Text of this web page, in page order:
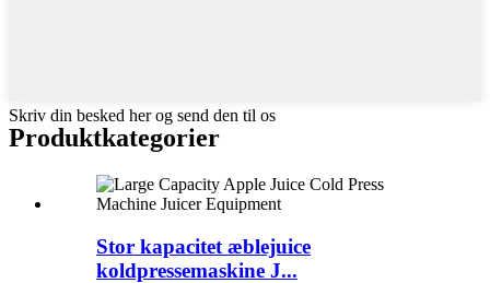
Skriv din besked her og send den til os
Produktkategorier
Stor kapacitet æblejuice
koldpressemaskine J...